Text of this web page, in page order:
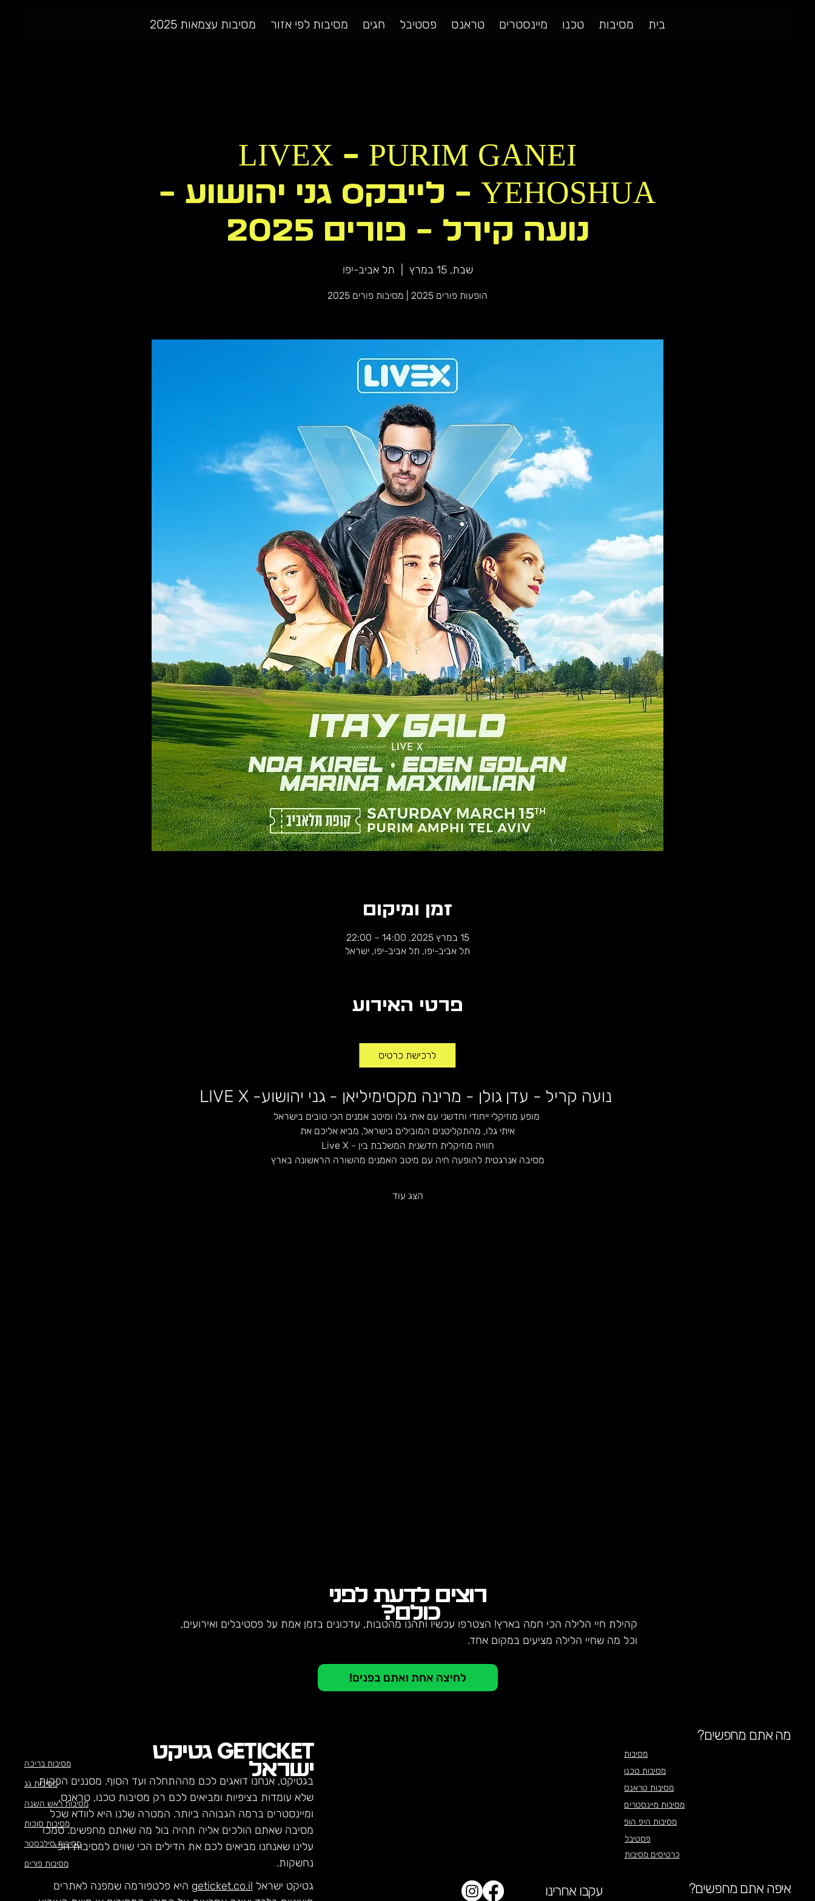
בית מסיבות טכנו מיינסטרים טראנס פסטיבל חגים מסיבות לפי אזור מסיבות עצמאות 2025
LIVEX - PURIM GANEI
YEHOSHUA - לייבקס גני יהושוע -
נועה קירל - פורים 2025
שבת, 15 במרץ תל אביב-יפו
הופעות פורים 2025 | מסיבות פורים 2025
זמן ומיקום
15 במרץ 2025, 14:00 – 22:00
תל אביב-יפו, תל אביב-יפו, ישראל
פרטי האירוע
מופע מוזיקלי ייחודי וחדשני עם איתי גלו ומיטב אמנים הכי טובים בישראל
איתי גלו, מהתקליטנים המובילים בישראל, מביא אליכם את
חוויה מוזיקלית חדשנית המשלבת בין - Live X
מסיבה אנרגטית להופעה חיה עם מיטב האמנים מהשורה הראשונה בארץ
הצג עוד
רוצים לדעת לפני
כולם?
קהילת חיי הלילה הכי חמה בארץ! הצטרפו עכשיו ותהנו מהטבות, עדכונים בזמן אמת על פסטיבלים ואירועים,
וכל מה שחיי הלילה מציעים במקום אחד.
לחיצה אחת ואתם בפנים!
מסיבות בריכה
מסיבות גג
מסיבות ראש השנה
מסיבות סוכות
מסיבות סילבסטר
מסיבות פורים
GETICKET גטיקט
ישראל
בגטיקט, אנחנו דואגים לכם מההתחלה ועד הסוף. מסננים הפקות
שלא עומדות בציפיות ומביאים לכם רק מסיבות טכנו, טראנס,
ומיינסטרים ברמה הגבוהה ביותר. המטרה שלנו היא לוודא שכל
מסיבה שאתם הולכים אליה תהיה בול מה שאתם מחפשים. סמכו
עלינו שאנחנו מביאים לכם את הדילים הכי שווים למסיבות הכי
נחשקות.
מה אתם מחפשים?
מסיבות
מסיבות טכנו
מסיבות טראנס
מסיבות מיינסטרים
מסיבות היפ הופ
פסטיבל
כרטיסים מסיבות
גטיקט ישראל geticket.co.il היא פלטפורמה שמפנה לאתרים
עקבו אחרינו איפה אתם מחפשים?